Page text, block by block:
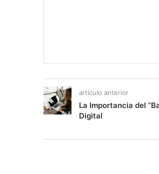
artículo anterior
La Importancia del
Digital